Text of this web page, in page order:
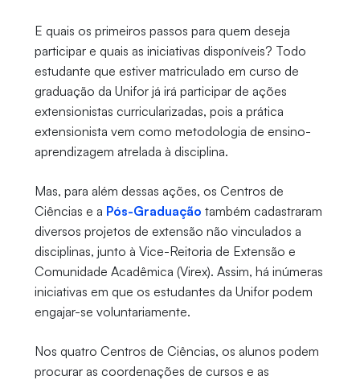
E quais os primeiros passos para quem deseja
participar e quais as iniciativas disponíveis? Todo
estudante que estiver matriculado em curso de
graduação da Unifor já irá participar de ações
extensionistas curricularizadas, pois a prática
extensionista vem como metodologia de ensino-
aprendizagem atrelada à disciplina.
Mas, para além dessas ações, os Centros de
Ciências e a Pós-Graduação também cadastraram
diversos projetos de extensão não vinculados a
disciplinas, junto à Vice-Reitoria de Extensão e
Comunidade Acadêmica (Virex). Assim, há inúmeras
iniciativas em que os estudantes da Unifor podem
engajar-se voluntariamente.
Nos quatro Centros de Ciências, os alunos podem
procurar as coordenações de cursos e as